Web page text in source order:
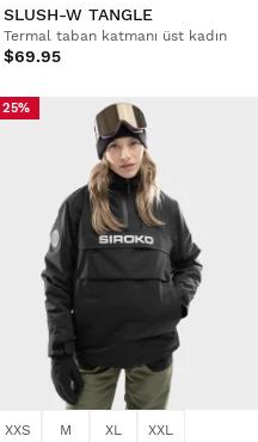
SLUSH-W TANGLE
Termal taban katmanı üst kadın
$69.95
25%
XXS M XL XXL